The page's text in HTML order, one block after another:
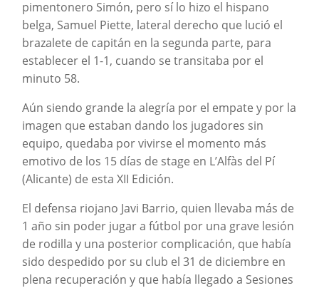
pimentonero Simón, pero sí lo hizo el hispano
belga, Samuel Piette, lateral derecho que lució el
brazalete de capitán en la segunda parte, para
establecer el 1-1, cuando se transitaba por el
minuto 58.
Aún siendo grande la alegría por el empate y por la
imagen que estaban dando los jugadores sin
equipo, quedaba por vivirse el momento más
emotivo de los 15 días de stage en L’Alfàs del Pí
(Alicante) de esta XII Edición.
El defensa riojano Javi Barrio, quien llevaba más de
1 año sin poder jugar a fútbol por una grave lesión
de rodilla y una posterior complicación, que había
sido despedido por su club el 31 de diciembre en
plena recuperación y que había llegado a Sesiones